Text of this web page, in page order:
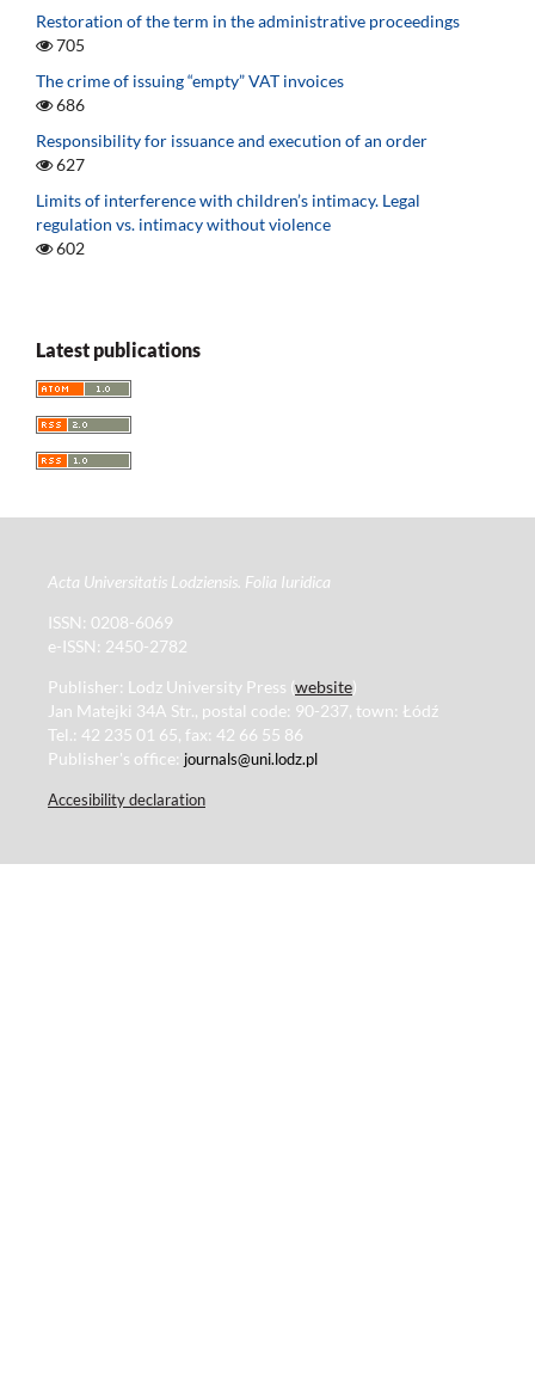
Restoration of the term in the administrative proceedings
705
The crime of issuing “empty” VAT invoices
686
Responsibility for issuance and execution of an order
627
Limits of interference with children’s intimacy. Legal
regulation vs. intimacy without violence
602
Latest publications
Acta Universitatis Lodziensis. Folia Iuridica
ISSN: 0208-6069
e-ISSN: 2450-2782
Publisher: Lodz University Press (website)
Jan Matejki 34A Str., postal code: 90-237, town: Łódź
Tel.: 42 235 01 65, fax: 42 66 55 86
Publisher's office: journals@uni.lodz.pl
Accesibility declaration